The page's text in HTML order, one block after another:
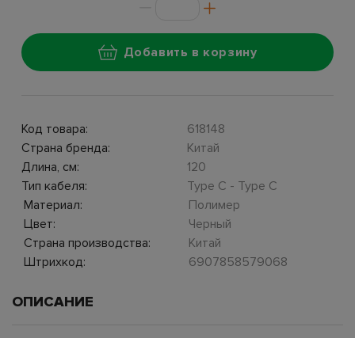
Добавить в корзину
Код товара:
618148
Страна бренда:
Китай
Длина, см:
120
Тип кабеля:
Type C - Type C
Материал:
Полимер
Цвет:
Черный
Страна производства:
Китай
Штрихкод:
6907858579068
ОПИСАНИЕ